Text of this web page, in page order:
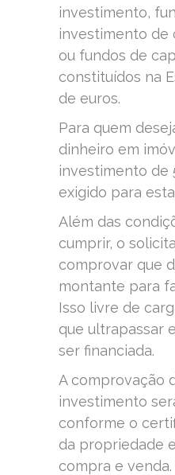
investimento,
investimento de
ou fundos de
constituídos na
de euros.
Para quem
dinheiro em
investimento de
exigido para
Além das
cumprir, o
comprovar que
montante para
Isso livre de
que ultrapassar
ser financiada.
A comprovação
investimento
conforme o
da propriedade
compra e venda.